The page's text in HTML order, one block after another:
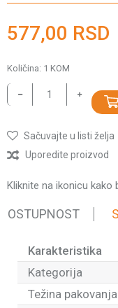
577,00 RSD
Količina: 1 KOM
Sačuvajte u listi želja
Uporedite proizvod
Kliknite na ikonicu kako
Karakteristika
Kategorija
Težina pakovanja